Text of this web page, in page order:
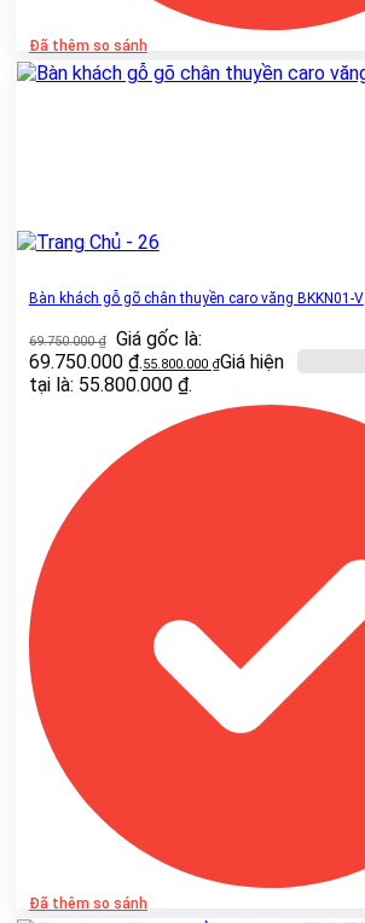
Đã thêm so sánh
Bàn khách gỗ gõ chân thuyền caro văng BKKN01-V
69.750.000₫
Giá gốc là:
69.750.000 ₫.55.800.000 ₫Giá hiện
tại là: 55.800.000 ₫.
Đã thêm so sánh